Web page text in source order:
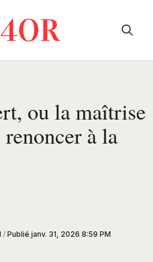
ou la maîtrise
renoncer à la
/ Publié janv. 31, 2026 8:59 PM